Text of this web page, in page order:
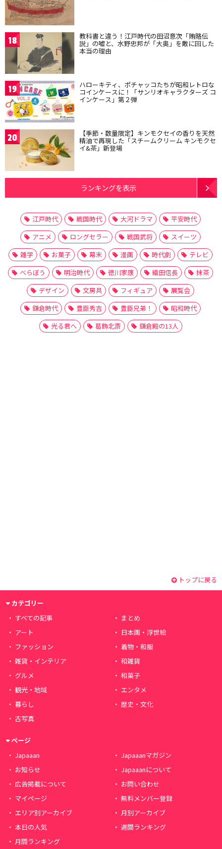
18 教科書と違う！江戸時代の田沼意次「賄賂伝
説」の嘘と、水野忠邦が「大奥」を敵に回した
本当の理由
19 ハローキティ、ポチャッコたちが昭和レトロな
コインケースに！「サンリオキャラクターズ コ
インケース」第２弾
20 【季節・数量限定】キンモクセイの香りを天然
精油で再現した「スチームクリーム キンモクセ
イ&茶」新登場
ランキングを表示
江戸時代 戦国時代 大河ドラマ
平安時代
アニメ
ロングセラー 戦国武将
スイーツ
雑学
お菓子 幕末 漫画 時代劇
テレビ
べらぼう
明治時代 徳川家康 織田信長
抹茶
デザイン
文房具 フィギュア
展覧会
鎌倉時代
豊臣秀吉 豊臣兄弟！
昭和時代
光る君へ
葛飾北斎 鎌倉殿の13人
トップに戻る
カテゴリー
すべての記事
まとめ
アート
日本画・浮世絵
ファッション
着物・和服
雑貨・インテリア
和雑貨
グルメ
和菓子
観光・地域
エンタメ
暮らし
歴史・文化
古写真
ページ
Japaaan
Japaaanマガジン
お知らせ
Japaaanについて
広告掲載について
お問い合わせ
マイページ
無料メンバー登録
エリア別アーカイブ
月別アーカイブ
本日の人気
週間ランキング
月間ランキング